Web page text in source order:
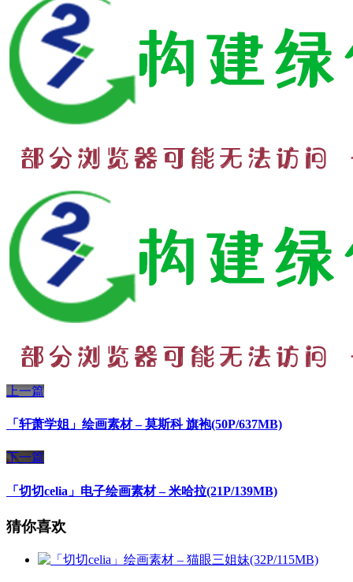
上一篇
「轩萧学姐」绘画素材 – 莫斯科 旗袍(50P/637MB)
下一篇
「切切celia」电子绘画素材 – 米哈拉(21P/139MB)
猜你喜欢